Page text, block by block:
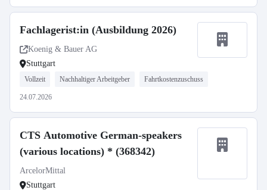
Fachlagerist:in (Ausbildung 2026)
Koenig & Bauer AG
Stuttgart
Vollzeit Nachhaltiger Arbeitgeber Fahrtkostenzuschuss
24.07.2026
CTS Automotive German-speakers
(various locations) * (368342)
ArcelorMittal
Stuttgart